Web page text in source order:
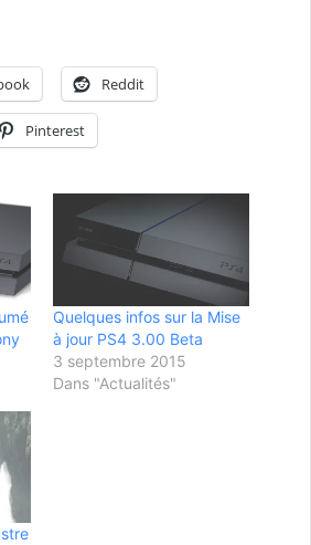
Reddit
Pinterest
Quelques infos sur la Mise
à jour PS4 3.00 Beta
3 septembre 2015
Dans "Actualités"